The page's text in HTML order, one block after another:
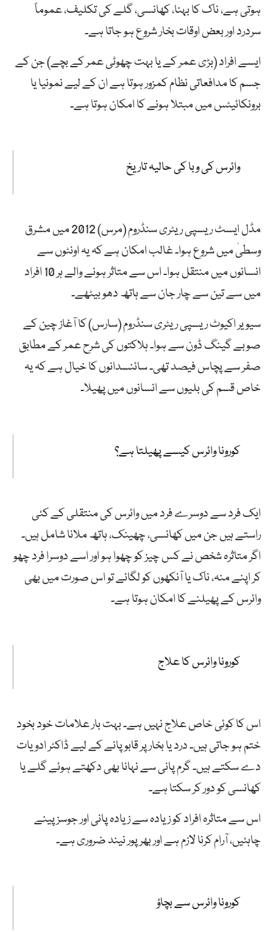
ہوتی ہے، ناک کا بہنا، کھانسی، گلے کی تکلیف، عموماً
سردرد اور بعض اوقات بخار شروع ہو جاتا ہے۔
ایسے افراد (بڑی عمر کے یا بہت چھوٹی عمر کے بچے) جن کے
جسم کا مدافعاتی نظام کمزور ہوتا ہے ان کے لیے نمونیا یا
برونکائیٹس میں مبتلا ہونے کا امکان ہوتا ہے۔
وائرس کی وبا کی حالیہ تاریخ
مڈل ایسٹ ریسپی ریٹری سنڈروم (مرس) 2012 میں مشرق
وسطیٰ میں شروع ہوا۔ غالب امکان ہے کہ یہ اونٹوں سے
انسانوں میں منتقل ہوا۔ اس سے متاثر ہونے والے ہر 10 افراد
میں سے تین سے چار جان سے ہاتھ دھو بیٹھے۔
سیویر اکیوٹ ریسپی ریٹری سنڈروم (سارس) کا آغاز چین کے
صوبے گینگ ڈون سے ہوا۔ ہلاکتوں کی شرح عمر کے مطابق
صفر سے پچاس فیصد تھی۔ سائنسدانوں کا خیال ہے کہ یہ
خاص قسم کی بلیوں سے انسانوں میں پھیلا۔
کورونا وائرس کیسے پھیلتا ہے؟
ایک فرد سے دوسرے فرد میں وائرس کی منتقلی کے کئی
راستے ہیں جن میں کھانسی، چھینک، ہاتھ ملانا شامل ہیں۔
اگر متاثرہ شخص نے کس چیز کو چھوا ہو اور اسے دوسرا فرد چھو
کر اپنے منہ، ناک یا آنکھوں کو لگائے تو اس صورت میں بھی
وائرس کے پھیلنے کا امکان ہوتا ہے۔
کورونا وائرس کا علاج
اس کا کوئی خاص علاج نہیں ہے۔ بہت بار علامات خود بخود
ختم ہو جاتی ہیں۔ درد یا بخار پر قابو پانے کے لیے ڈاکٹر ادویات
دے سکتے ہیں۔ گرم پانی سے نہانا بھی دکھتے ہوئے گلے یا
کھانسی کو دور کر سکتا ہے۔
اس سے متاثرہ افراد کو زیادہ سے زیادہ پانی اور جوسز پینے
چاہئیں، آرام کرنا لازم ہے اور بھرپور نیند ضروری ہے۔
کورونا وائرس سے بچاؤ